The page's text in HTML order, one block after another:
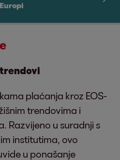
plaćanja kroz EOS-
trendovima i
Razvijeno u suradnji s
institutima, ovo
u ponašanje